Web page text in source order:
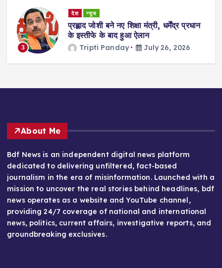
3
देश न्यूज
प्रह्लाद जोशी बने नए शिक्षा मंत्री, धर्मेंद्र प्रधान
के इस्तीफे के बाद हुआ ऐलान
Tripti Panday July 26, 2026
About Me
Bdf News is an independent digital news platform
dedicated to delivering unfiltered, fact-based
journalism in the era of misinformation. Launched with a
mission to uncover the real stories behind headlines, bdf
news operates as a website and YouTube channel,
providing 24/7 coverage of national and international
news, politics, current affairs, investigative reports, and
groundbreaking exclusives.